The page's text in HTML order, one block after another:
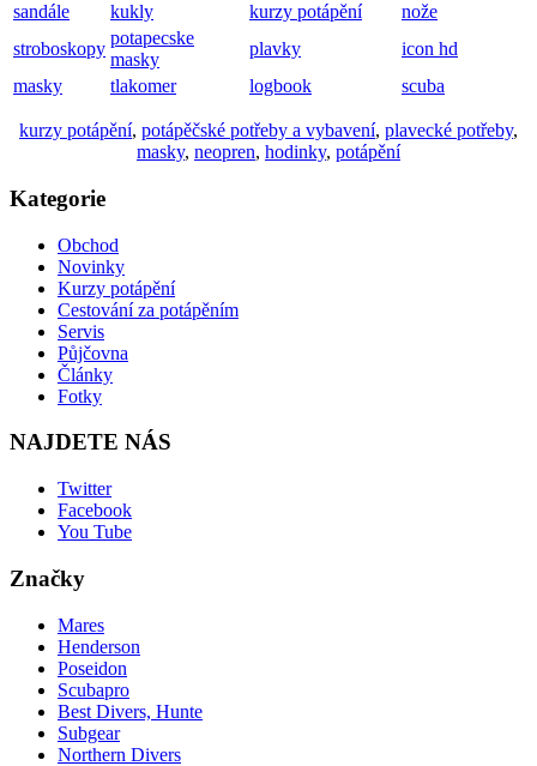
sandále
kukly kurzy potápění
nože
stroboskopy
potapecske
masky
plavky
icon hd
masky
tlakomer logbook scuba
kurzy potápění, potápěčské potřeby a vybavení, plavecké potřeby,
masky, neopren, hodinky, potápění
Kategorie
Obchod
Novinky
Kurzy potápění
Cestování za potápěním
Servis
Půjčovna
Články
Fotky
NAJDETE NÁS
Twitter
Facebook
You Tube
Značky
Mares
Henderson
Poseidon
Scubapro
Best Divers, Hunte
Subgear
Northern Divers